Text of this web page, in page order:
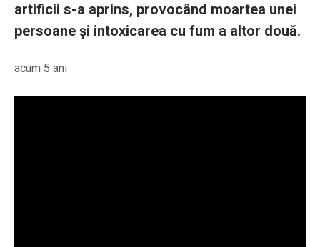
artificii s-a aprins, provocând moartea unei
persoane și intoxicarea cu fum a altor două.
acum 5 ani